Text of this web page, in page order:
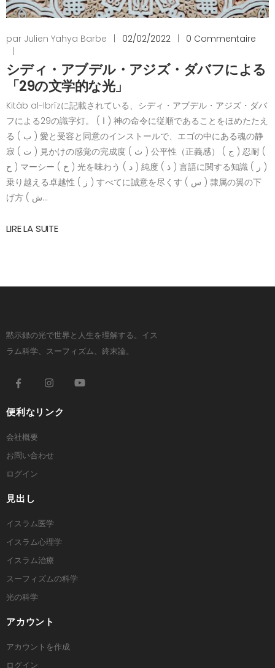
par Julien Yahya Barbe 02/02/2022
0 Commentaire
シディ・アブデル・アジズ・ダバフによる
「29の文学的な光」
Kitâb al-Ibrîzに記載されている、シディ・アブデル・アジズ・ダバ
フによる29の識字灯。 ( ا ) 神の命令に従順であることをほめたたえ
る ( ب ) 愛と受容と同意のインストールで、エゴの中にある魂の静
寂 ( ت ) 見かけの感覚の完成度 ( ث ) 公平性（正義感） ( ج ) 忍耐 (
ح ) マーシー ( خ ) 光を味わう ( د ) 純度 ( ذ ) 言語に関する知識 ( ر )
乗り越える卓越性 ( ز ) すべてに誠意を尽くす ( س ) 隷属の翼の下
げ方 ( ش...
LIRE LA SUITE
黙示録の光で世界と人生を理解する。イス
ラム科学、スーフィズム、終末論。
便利なリンク
会社概要
お問い合わせ
ログイン
見出し
イスラム医学
イスラム心理学
イスラム治療
スーフィズムの科学
光の科学
アカウント
アカウントを作成
ログイン